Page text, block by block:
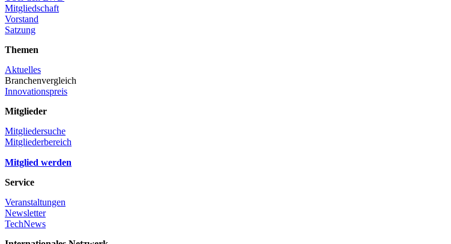
Mitgliedschaft
Vorstand
Satzung
Themen
Aktuelles
Branchenvergleich
Innovationspreis
Mitglieder
Mitgliedersuche
Mitgliederbereich
Mitglied werden
Service
Veranstaltungen
Newsletter
TechNews